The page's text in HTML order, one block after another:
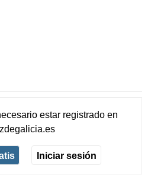
estar registradoen
Iniciar sesión